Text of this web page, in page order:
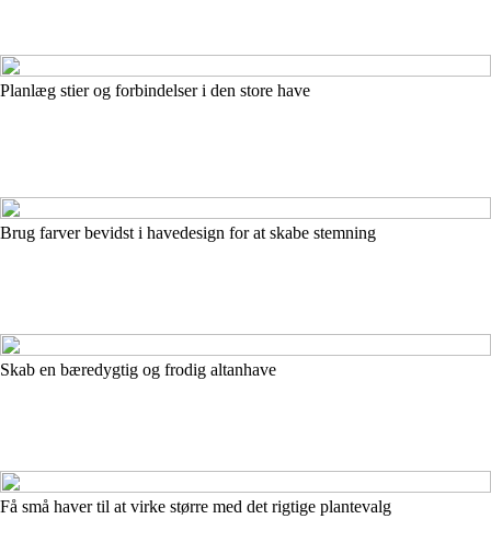
Planlæg stier og forbindelser i den store have
Brug farver bevidst i havedesign for at skabe stemning
Skab en bæredygtig og frodig altanhave
Få små haver til at virke større med det rigtige plantevalg